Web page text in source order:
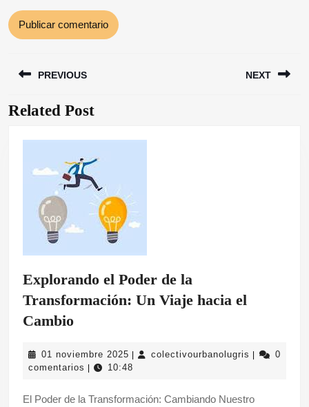
de
entradas
PREVIOUS
Entrada
NEXT
Related Post
Explorando el Poder de la
Transformación: Un Viaje hacia el
CambioExplorando
Poder
la
01 noviembre 2025 01
noviembre
| colectivourbanolugris |
0
comentarios | 10:48
El Poder de la Transformación: Cambiando Nuestro